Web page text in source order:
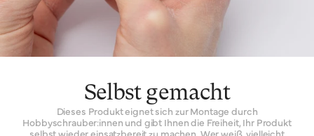
Selbst gemacht
Dieses Produkt eignet sich zur Montage durch
Hobbyschrauber:innen und gibt Ihnen die Freiheit, Ihr Produkt